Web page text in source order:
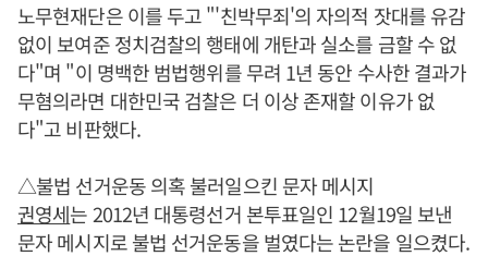
노무현재단은 이를 두고 "'친박무죄'의 자의적 잣대를 유감
없이 보여준 정치검찰의 행태에 개탄과 실소를 금할 수 없
다"며 "이 명백한 범법행위를 무려 1년 동안 수사한 결과가
무혐의라면 대한민국 검찰은 더 이상 존재할 이유가 없
다"고 비판했다.
△불법 선거운동 의혹 불러일으킨 문자 메시지
권영세는 2012년 대통령선거 본투표일인 12월19일 보낸
문자 메시지로 불법 선거운동을 벌였다는 논란을 일으켰다.